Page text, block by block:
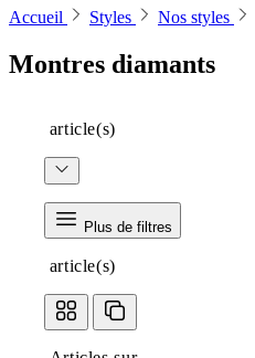
Accueil Styles Nos styles
Montres diamants
article(s)
Plus de filtres
article(s)